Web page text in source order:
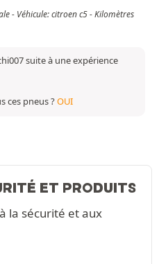
- Véhicule: citroen c5 - Kilomètres
suite à une expérience
ces pneus ?OUI
ET PRODUITS
la sécurité et aux